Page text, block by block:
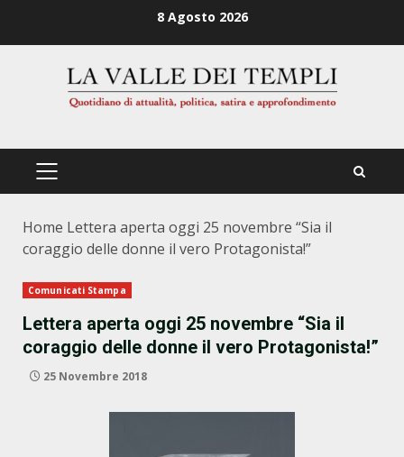
8 Agosto 2026
PRIMÄRES
Home Lettera aperta oggi 25 novembre “Sia il
coraggio delle donne il vero Protagonista!”
Comunicati Stampa
Lettera aperta oggi 25 novembre “Sia il
coraggio delle donne il vero Protagonista!”
25 Novembre 2018